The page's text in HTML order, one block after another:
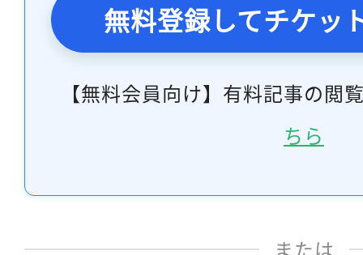
無料登録してチケッ
【無料会員向け】有料記事の閲
ちら
または